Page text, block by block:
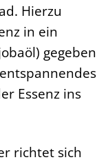
Hierzu
in ein
gegeben
Essenz ins
richtet sich